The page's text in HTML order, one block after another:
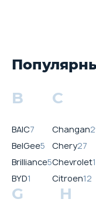
B
BAIC7
BelGee5
Brilliance5
BYD1
C
Changan
Chery27
Chevrolet
Citroen12
G H